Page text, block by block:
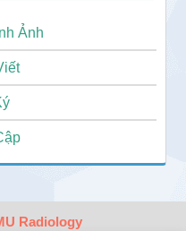
Ảnh
Radiology